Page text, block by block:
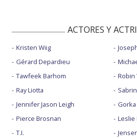
ACTORES Y
Kristen Wiig
Gérard Depardieu
Tawfeek Barhom
Ray Liotta
Jennifer Jason Leigh
Pierce Brosnan
T.I.
Robin
Leslie